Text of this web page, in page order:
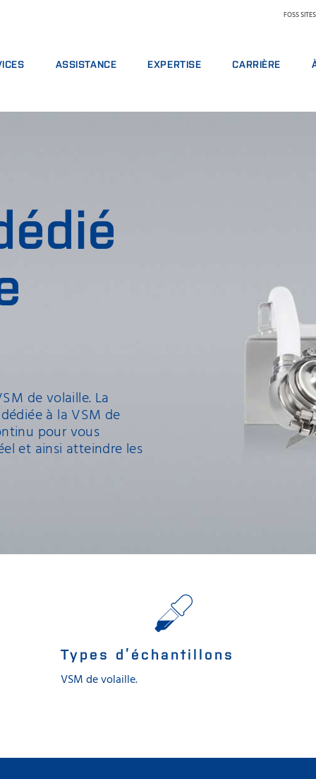
FOSS SITES
D’ANALYSE
ASSISTANCE
SIGNALEMENT D'INCIDENT
EXPERTISE
ALIMENTATION ANIMALE
CARRIÈRE
TROUVER UN
de volaille. La
à la VSM de
pour vous
et ainsi atteindre les
Types d’échantillons
VSM de volaille.